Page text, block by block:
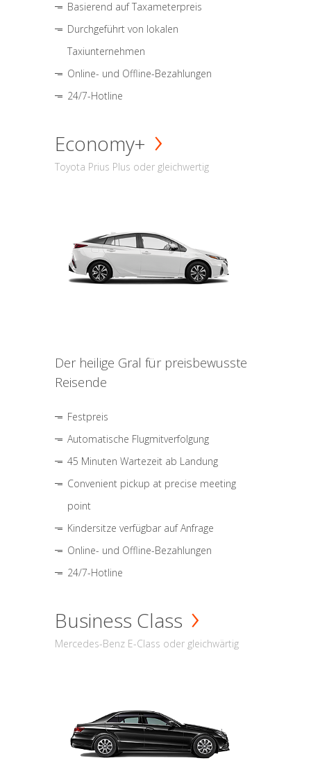
Basierend auf Taxameterpreis
Durchgeführt von lokalen
Taxiunternehmen
Online- und Offline-Bezahlungen
24/7-Hotline
Economy+
Toyota Prius Plus oder gleichwertig
Der heilige Gral für preisbewusste
Reisende
Festpreis
Automatische Flugmitverfolgung
45 Minuten Wartezeit ab Landung
Convenient pickup at precise meeting
point
Kindersitze verfügbar auf Anfrage
Online- und Offline-Bezahlungen
24/7-Hotline
Business Class
Mercedes-Benz E-Class oder gleichwärtig